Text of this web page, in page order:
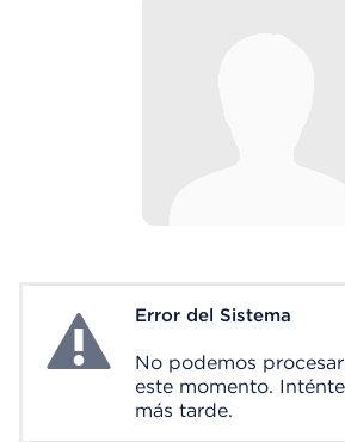
System ErrorError del Sistema
No podemos
este momento.
más tarde.